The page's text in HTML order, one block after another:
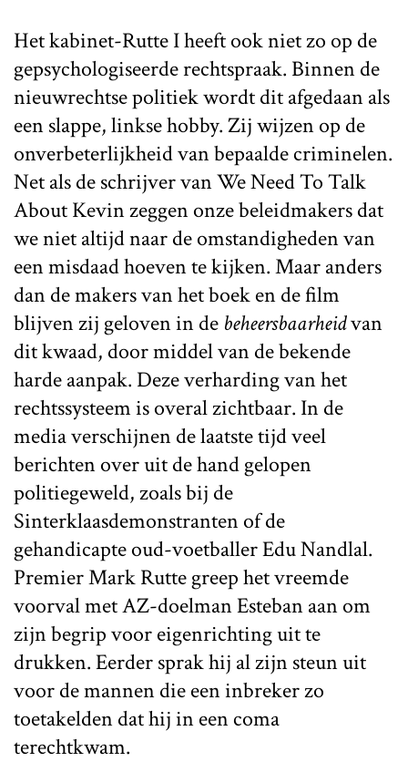
Het kabinet-Rutte I heeft ook niet zo op de
gepsychologiseerde rechtspraak. Binnen de
nieuwrechtse politiek wordt dit afgedaan als
een slappe, linkse hobby. Zij wijzen op de
onverbeterlijkheid van bepaalde criminelen.
Net als de schrijver van We Need To Talk
About Kevin zeggen onze beleidmakers dat
we niet altijd naar de omstandigheden van
een misdaad hoeven te kijken. Maar anders
dan de makers van het boek en de film
blijven zij geloven in de beheersbaarheidvan
dit kwaad, door middel van de bekende
harde aanpak. Deze verharding van het
rechtssysteem is overal zichtbaar. In de
media verschijnen de laatste tijd veel
berichten over uit de hand gelopen
politiegeweld, zoals bij de
Sinterklaasdemonstranten of de
gehandicapte oud-voetballer Edu Nandlal.
Premier Mark Rutte greep het vreemde
voorval met AZ-doelman Esteban aan om
zijn begrip voor eigenrichting uit te
drukken. Eerder sprak hij al zijn steun uit
voor de mannen die een inbreker zo
toetakelden dat hij in een coma
terechtkwam.